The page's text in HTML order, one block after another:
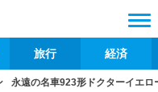
旅行 経済
永遠の名車923形ドクターイエ